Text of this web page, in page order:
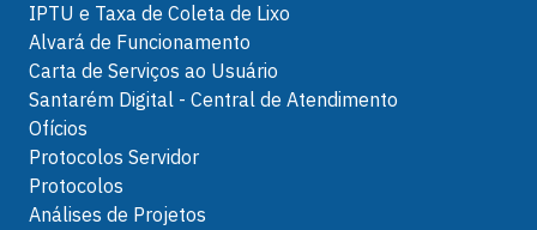
IPTU e Taxa de Coleta de Lixo
Alvará de Funcionamento
Carta de Serviços ao Usuário
Santarém Digital - Central de Atendimento
Ofícios
Protocolos Servidor
Protocolos
Análises de Projetos